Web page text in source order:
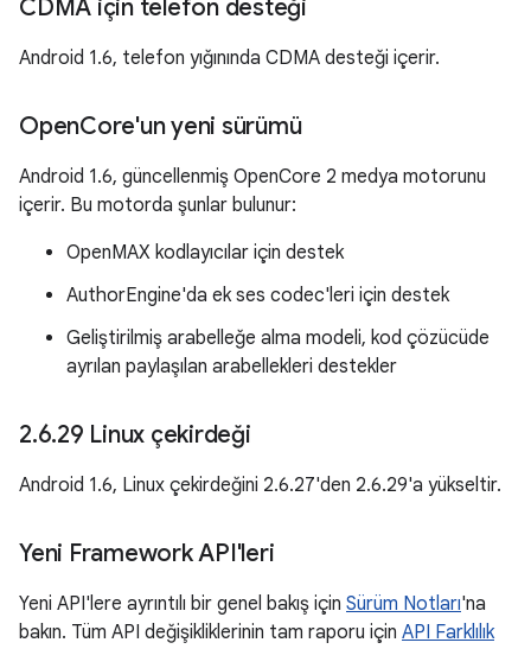
CDMA için telefon desteği
Android 1.6, telefon yığınında CDMA desteği içerir.
OpenCore'un yeni sürümü
Android 1.6, güncellenmiş OpenCore 2 medya motorunu
içerir. Bu motorda şunlar bulunur:
OpenMAX kodlayıcılar için destek
AuthorEngine'da ek ses codec'leri için destek
Geliştirilmiş arabelleğe alma modeli, kod çözücüde
ayrılan paylaşılan arabellekleri destekler
2.6.29 Linux çekirdeği
Android 1.6, Linux çekirdeğini 2.6.27'den 2.6.29'a yükseltir.
Yeni Framework API'leri
Yeni API'lere ayrıntılı bir genel bakış için Sürüm Notları'na
bakın. Tüm API değişikliklerinin tam raporu için API Farklılık